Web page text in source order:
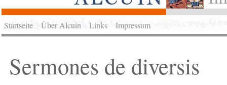
Startseite Über Alcuin Links Impressum
Sermones de diversis